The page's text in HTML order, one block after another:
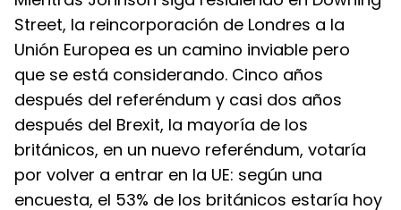
Street, la reincorporación de Londres a la
Unión Europea es un camino inviable pero
que se está considerando. Cinco años
después del referéndum y casi dos años
después del Brexit, la mayoría de los
británicos, en un nuevo referéndum, votaría
por volver a entrar en la UE: según una
encuesta, el 53% de los británicos estaría hoy